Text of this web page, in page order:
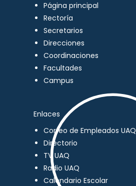
Página principal
Rectoría
Secretarios
Direcciones
Coordinaciones
Facultades
Campus
Enlaces
Correo de Empleados UAQ
Directorio
TV UAQ
Radio UAQ
Calendario Escolar